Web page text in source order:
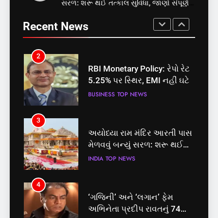
RBI Monetary Policy: રેપો રેટ
5.25% પર સ્થિર, EMI નહીં ઘટે
3
અયોધ્યા રામ મંદિર આરતી પાસ
મેળવવું બન્યું સરળ: શરૂ થઈ
તત્કાલ સુવિધા, જાણો સંપૂર્ણ
INDIA TOP NEWS
4
‘ગજિની’ અને ‘લગાન’ ફેમ
અભિનેતા પ્રદીપ રાવતનું 74
વર્ષની વયે નિધન, બ્લડ કેન્સર
ENTERTAINMENT
5
કોડીનારના છારા દરિયાકાંઠે પાંચ
કિશોરો ડૂબ્યા, 3નો બચાવ, 2
સરળ: શરૂ થઈ તત્કાલ સુવિધા, જાણો સંપૂર્ણ
Recent News
સમાજવાદી પાર્ટીએ અયોધ્યા
બેઠક પરથી પવન પાંડેને 2027
માટે બનાવાયા ઉમેદવાર
2
RBI Monetary Policy: રેપો રેટ
5.25% પર સ્થિર, EMI નહીં ઘટે
BUSINESS TOP NEWS
3
અયોધ્યા રામ મંદિર આરતી પાસ
મેળવવું બન્યું સરળ: શરૂ થઈ
તત્કાલ સુવિધા, જાણો સંપૂર્ણ
INDIA TOP NEWS
4
‘ગજિની’ અને ‘લગાન’ ફેમ
અભિનેતા પ્રદીપ રાવતનું 74